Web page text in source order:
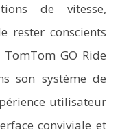
de vitesse,
rester conscients
GO Ride
son système de
utilisateur
conviviale et